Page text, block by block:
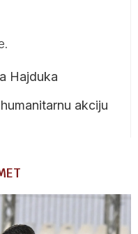
.
Hajduka
akciju